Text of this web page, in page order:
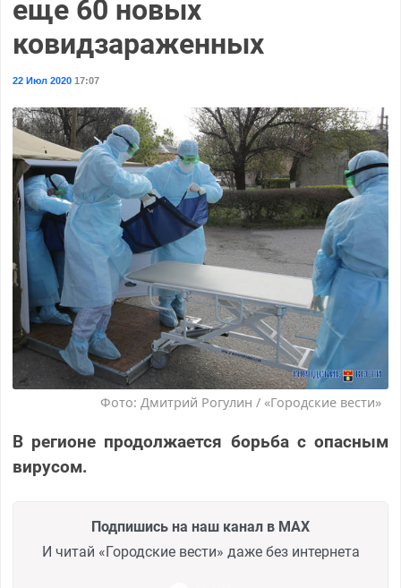
еще 60 новых
ковидзараженных
22 Июл 202017:07
Фото: Дмитрий Рогулин / «Городские вести»
В регионе продолжается борьба с опасным
вирусом.
Подпишись на наш канал в MAX
И читай «Городские вести» даже без интернета